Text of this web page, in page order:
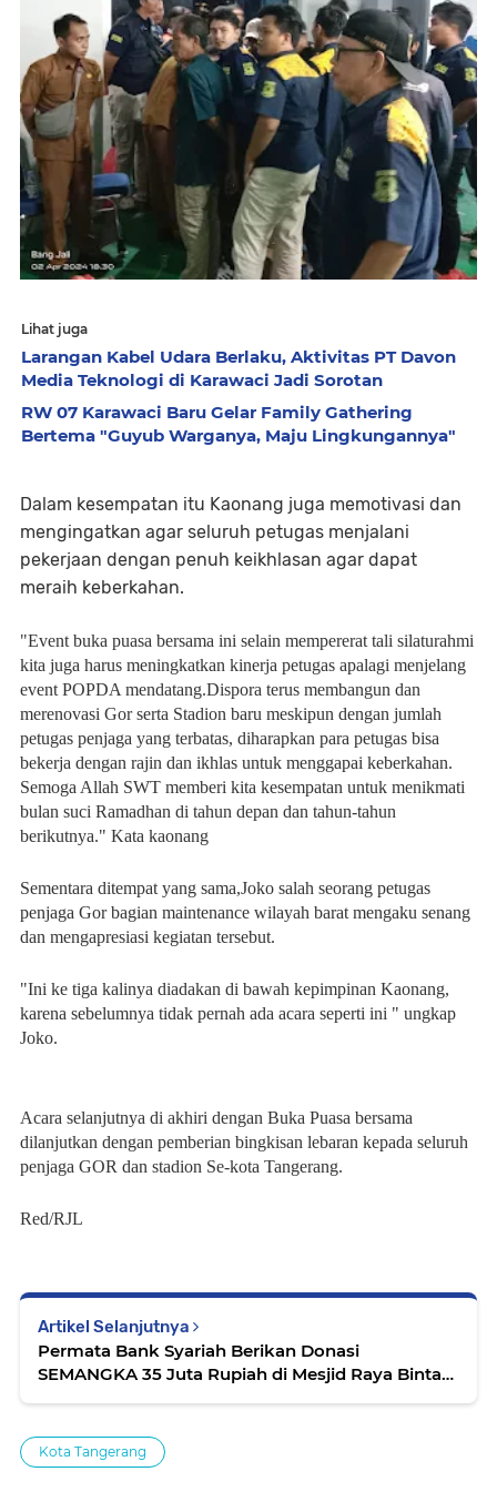
Lihat juga
Larangan Kabel Udara Berlaku, Aktivitas PT Davon
Media Teknologi di Karawaci Jadi Sorotan
RW 07 Karawaci Baru Gelar Family Gathering
Bertema "Guyub Warganya, Maju Lingkungannya"
Dalam kesempatan itu Kaonang juga memotivasi dan
mengingatkan agar seluruh petugas menjalani
pekerjaan dengan penuh keikhlasan agar dapat
meraih keberkahan.
"Event buka puasa bersama ini selain mempererat tali silaturahmi
kita juga harus meningkatkan kinerja petugas apalagi menjelang
event POPDA mendatang.Dispora terus membangun dan
merenovasi Gor serta Stadion baru meskipun dengan jumlah
petugas penjaga yang terbatas, diharapkan para petugas bisa
bekerja dengan rajin dan ikhlas untuk menggapai keberkahan.
Semoga Allah SWT memberi kita kesempatan untuk menikmati
bulan suci Ramadhan di tahun depan dan tahun-tahun
berikutnya." Kata kaonang
Sementara ditempat yang sama,Joko salah seorang petugas
penjaga Gor bagian maintenance wilayah barat mengaku senang
dan mengapresiasi kegiatan tersebut.
"Ini ke tiga kalinya diadakan di bawah kepimpinan Kaonang,
karena sebelumnya tidak pernah ada acara seperti ini " ungkap
Joko.
Acara selanjutnya di akhiri dengan Buka Puasa bersama
dilanjutkan dengan pemberian bingkisan lebaran kepada seluruh
penjaga GOR dan stadion Se-kota Tangerang.
Red/RJL
Artikel Selanjutnya
Permata Bank Syariah Berikan Donasi
SEMANGKA 35 Juta Rupiah di Mesjid Raya Bintaro
Kota Tangerang